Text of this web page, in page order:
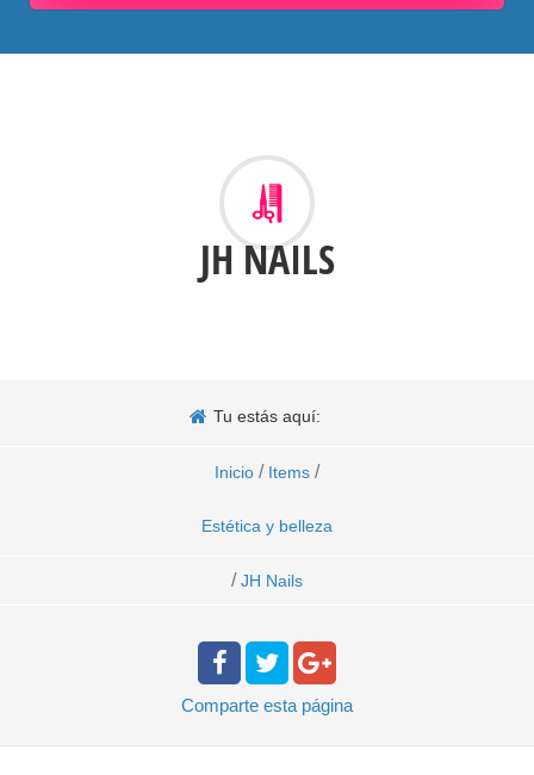
JH NAILS
Tu estás aquí:
Inicio / Items /
Estética y belleza
/ JH Nails
Comparte esta página